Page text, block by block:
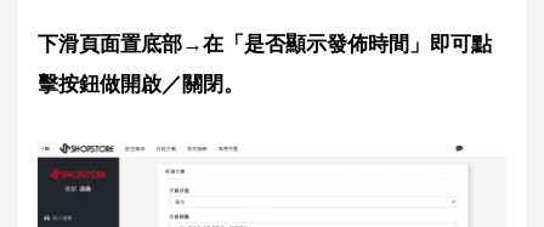
下滑頁面置底部→在「是否顯示發佈時間」即可點
擊按鈕做開啟／關閉。